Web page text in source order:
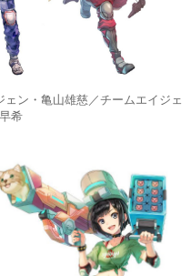
ン・亀山雄慈／チームエイジェ
希